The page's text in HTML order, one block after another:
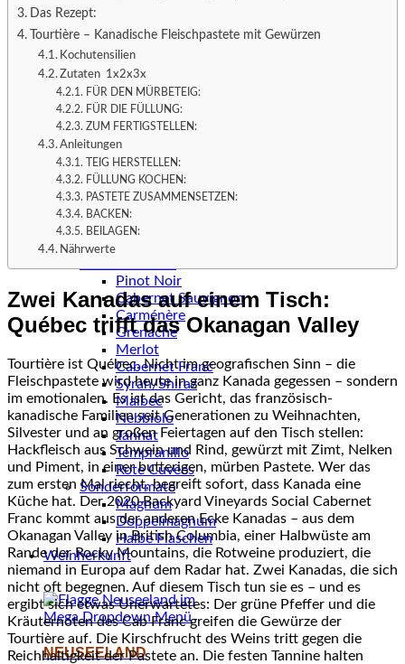
nobel & opulent
Weisse Rebsorten
Sauvignon Blanc
Chardonnay
Gewürztraminer
Grüner Veltliner
Pinot Gris
Riesling
Viognier
Vidal
Pinot Blanc
Sémillon
Pinot Noir
Cabernet Sauvignon
Carménère
Grenache
Merlot
Cabernet Franc
Syrah/Shiraz
Malbec
Nebbiolo
Tannat
Tempranillo
Rote Cuvées
Sonderformate
Magnum
Doppelmagnum
Halbe Flaschen
Weinherkunft
NEUSEELAND
Das Rezept:
Tourtière – Kanadische Fleischpastete mit Gewürzen
Kochutensilien
Zutaten 1x2x3x
FÜR DEN MÜRBETEIG:
FÜR DIE FÜLLUNG:
ZUM FERTIGSTELLEN:
Anleitungen
TEIG HERSTELLEN:
FÜLLUNG KOCHEN:
PASTETE ZUSAMMENSETZEN:
BACKEN:
BEILAGEN:
Nährwerte
Zwei Kanadas auf einem Tisch:
Québec trifft das Okanagan Valley
Tourtière ist Québec. Nicht im geografischen Sinn – die
Fleischpastete wird heute in ganz Kanada gegessen – sondern
im emotionalen. Es ist das Gericht, das französisch-
kanadische Familien seit Generationen zu Weihnachten,
Silvester und an großen Feiertagen auf den Tisch stellen:
Hackfleisch aus Schwein und Rind, gewürzt mit Zimt, Nelken
und Piment, in einer butterigen, mürben Pastete. Wer das
zum ersten Mal riecht, begreift sofort, dass Kanada eine
Küche hat. Der 2020 Backyard Vineyards Social Cabernet
Franc kommt aus der anderen Ecke Kanadas – aus dem
Okanagan Valley in British Columbia, einer Halbwüste am
Rande der Rocky Mountains, die Rotweine produziert, die
niemand in Europa auf dem Radar hat. Zwei Kanadas, die sich
nicht oft begegnen. Auf diesem Tisch tun sie es – und es
ergibt sich etwas Unerwartetes: Der grüne Pfeffer und die
Kräuternoten des Cab Franc greifen die Gewürze der
Tourtière auf. Die Kirschfrucht des Weins tritt gegen die
Reichhaltigkeit der Pastete an. Die festen Tannine halten